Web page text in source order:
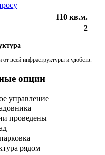
110 кв.м.
2
всей инфраструктуры и удобств.
опции
управление
проведены
рядом